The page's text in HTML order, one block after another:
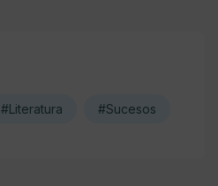
#Literatura #Sucesos